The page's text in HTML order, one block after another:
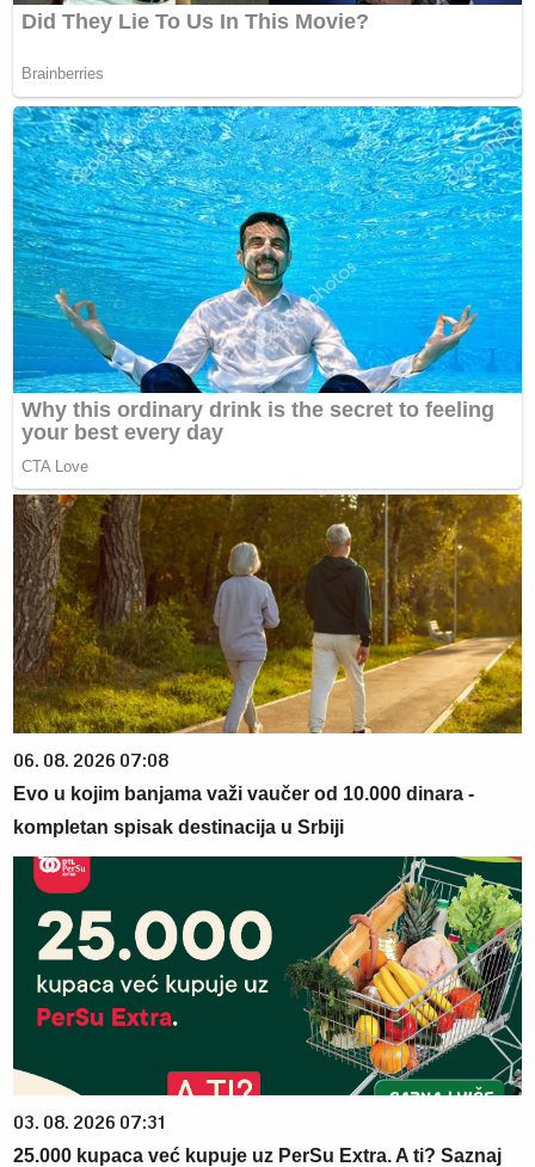
06. 08. 2026 07:08
Evo u kojim banjama važi vaučer od 10.000 dinara -
kompletan spisak destinacija u Srbiji
03. 08. 2026 07:31
25.000 kupaca već kupuje uz PerSu Extra. A ti? Saznaj